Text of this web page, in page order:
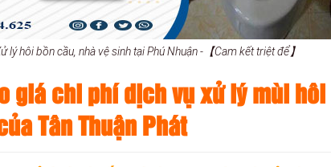
lý hôi bồn cầu, nhà vệ sinh tại Phú Nhuận -【Cam kết triệt để】
giá chi phí dịch vụ xử lý mùi hôi
Tân Thuận Phát